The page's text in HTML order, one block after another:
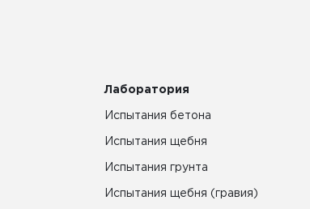
Лаборатория
Испытания бетона
Испытания щебня
Испытания грунта
Испытания щебня (гравия)